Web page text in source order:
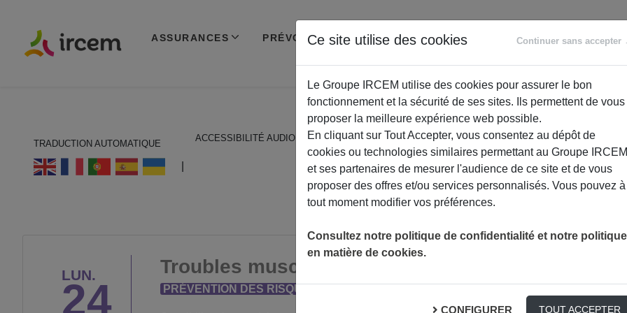
ASSURANCES PRÉVOYANCE RETRAITE
ACCOMPAGNEMENT
TRADUCTION AUTOMATIQUE
ACCESSIBILITÉ AUDIO
LUN.
24
Troubles musculo-squelettiques
PRÉVENTION DES RISQUES PROFESSIONNELS
Ce site utilise des cookies Continuer sans accepter
Le Groupe IRCEM utilise des cookies pour assurer le bon
fonctionnement et la sécurité de ses sites. Ils permettent de vous
proposer la meilleure expérience web possible.
En cliquant sur Tout Accepter, vous consentez au dépôt de
cookies ou technologies similaires permettant au Groupe IRCEM
et ses partenaires de mesurer l'audience de ce site et de vous
proposer des offres et/ou services personnalisés. Vous pouvez à
tout moment modifier vos préférences.
Consultez notre politique de confidentialité et notre politique
en matière de cookies.
CONFIGURER TOUT ACCEPTER